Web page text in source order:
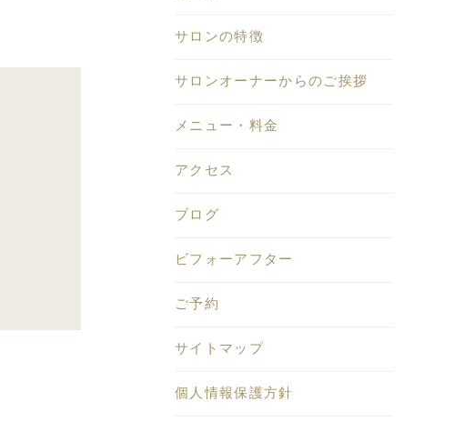
サロンの特徴
サロンオーナーからのご挨拶
メニュー・料金
アクセス
ブログ
ビフォーアフター
ご予約
サイトマップ
個人情報保護方針